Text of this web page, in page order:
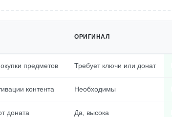
ОРИГИНАЛ
предметов Требует ключи или донат
контента Необходимы
доната Да, высока